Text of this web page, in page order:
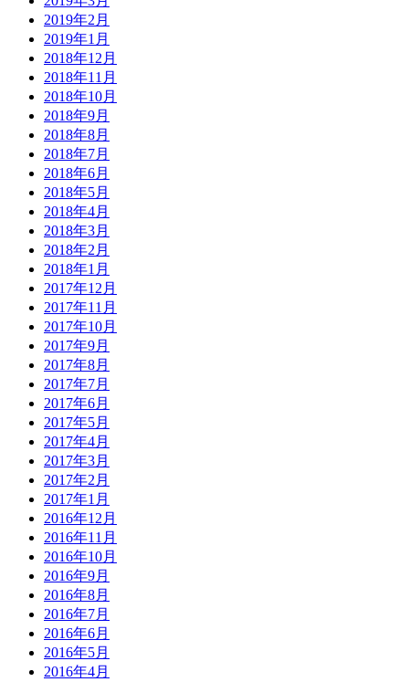
2019年2月
2019年1月
2018年12月
2018年11月
2018年10月
2018年9月
2018年8月
2018年7月
2018年6月
2018年5月
2018年4月
2018年3月
2018年2月
2018年1月
2017年12月
2017年11月
2017年10月
2017年9月
2017年8月
2017年7月
2017年6月
2017年5月
2017年4月
2017年3月
2017年2月
2017年1月
2016年12月
2016年11月
2016年10月
2016年9月
2016年8月
2016年7月
2016年6月
2016年5月
2016年4月